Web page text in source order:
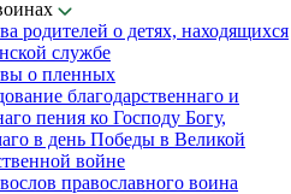
родителей о детях, находящихся
службе
о пленных
благодарственнаго и
пения ко Господу Богу,
в день Победы в Великой
войне
православного воина